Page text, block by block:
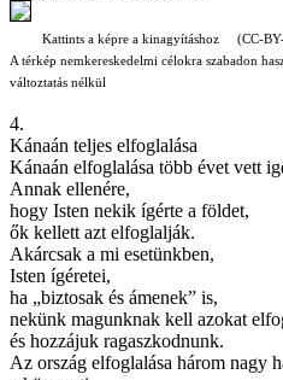
Kattints a képre a kinagyításhoz (CC-BY-
A térkép nemkereskedelmi célokra szabadon
változtatás nélkül
4.
Kánaán teljes elfoglalása
Kánaán elfoglalása több évet vett
Annak ellenére,
hogy Isten nekik ígérte a földet,
ők kellett azt elfoglalják.
Akárcsak a mi esetünkben,
Isten ígéretei,
ha „biztosak és ámenek” is,
nekünk magunknak kell azokat
és hozzájuk ragaszkodnunk.
Az ország elfoglalása három nagy